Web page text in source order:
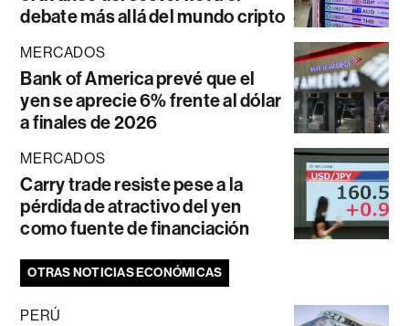
debate más allá del mundo cripto
MERCADOS
Bank of America prevé que el
yen se aprecie 6% frente al dólar
a finales de 2026
MERCADOS
Carry trade resiste pese a la
pérdida de atractivo del yen
como fuente de financiación
OTRAS NOTICIAS ECONÓMICAS
PERÚ